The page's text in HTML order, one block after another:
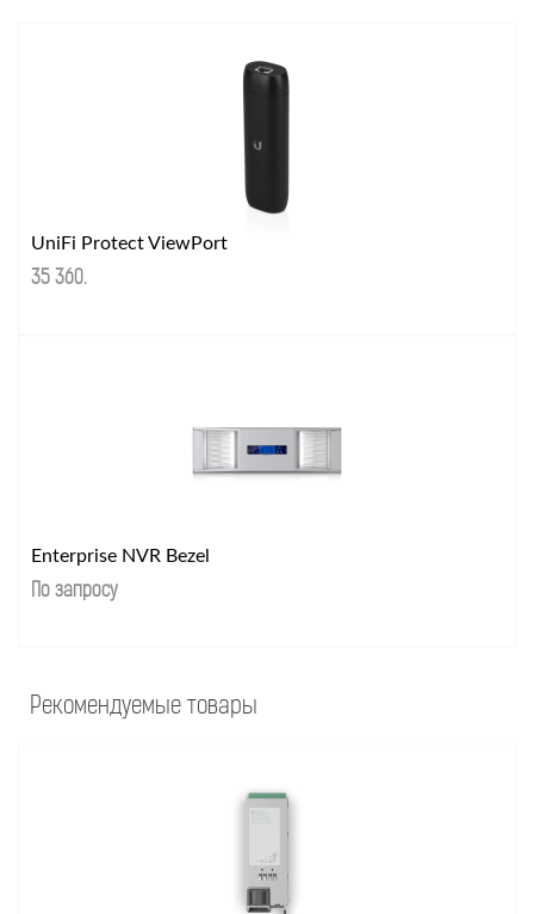
UniFi Protect ViewPort
35 360.
Enterprise NVR Bezel
По запросу
Рекомендуемые товары